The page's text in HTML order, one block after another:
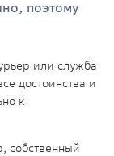
поэтому
или служба
достоинства и
к
собственный